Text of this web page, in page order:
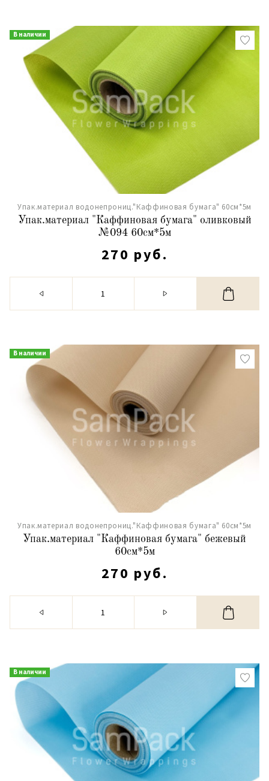
В наличии
Упак.материал водонепрониц."Каффиновая бумага" 60см*5м
Упак.материал "Каффиновая бумага" оливковый
№094 60см*5м
270 руб.
В наличии
Упак.материал водонепрониц."Каффиновая бумага" 60см*5м
Упак.материал "Каффиновая бумага" бежевый
60см*5м
270 руб.
В наличии